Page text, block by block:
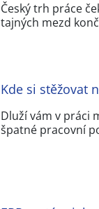
Český trh práce
tajných mezd
Kde si stěžovat
Dluží vám v práci
špatné pracovní